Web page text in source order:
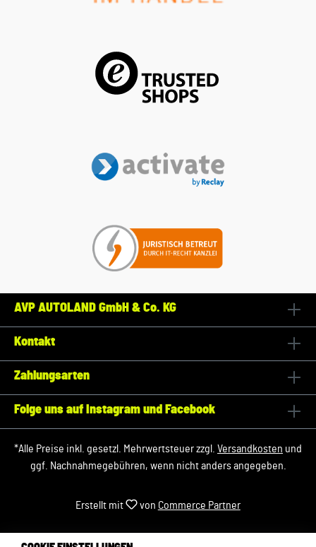
AVP AUTOLAND GmbH & Co. KG
Kontakt
Zahlungsarten
Folge uns auf Instagram und Facebook
*Alle Preise inkl. gesetzl. Mehrwertsteuer zzgl. Versandkosten und
ggf. Nachnahmegebühren, wenn nicht anders angegeben.
Erstellt mit von Commerce Partner